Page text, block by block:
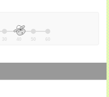
30 40 50 60